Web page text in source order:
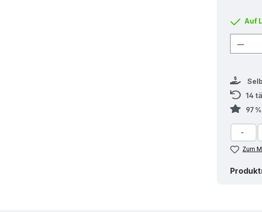
Auf
14
97
Zum